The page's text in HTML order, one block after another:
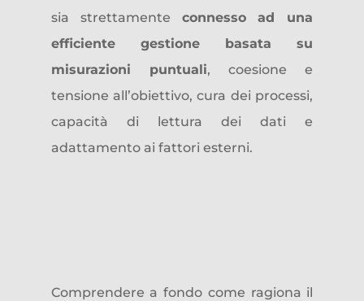
sia strettamente connesso ad una
efficiente gestione basata su
misurazioni puntuali, coesione e
tensione all’obiettivo, cura dei processi,
capacità di lettura dei dati e
adattamento ai fattori esterni.
Comprendere a fondo come ragiona il